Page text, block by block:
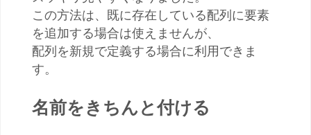
この方法は、既に存在している配列に要素
を追加する場合は使えませんが、
配列を新規で定義する場合に利用できま
す。
名前をきちんと付ける